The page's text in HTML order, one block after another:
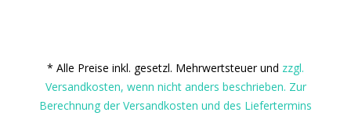
* Alle Preise inkl. gesetzl. Mehrwertsteuer und zzgl.
Versandkosten, wenn nicht anders beschrieben. Zur
Berechnung der Versandkosten und des Liefertermins